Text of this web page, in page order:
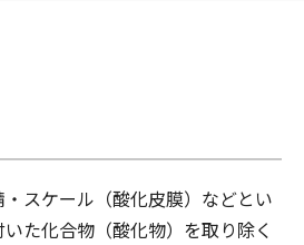
スケール（酸化皮膜）などとい
た化合物（酸化物）を取り除く